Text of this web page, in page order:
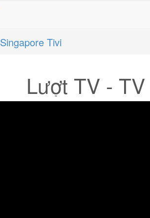
Singapore Tivi
Lượt TV -